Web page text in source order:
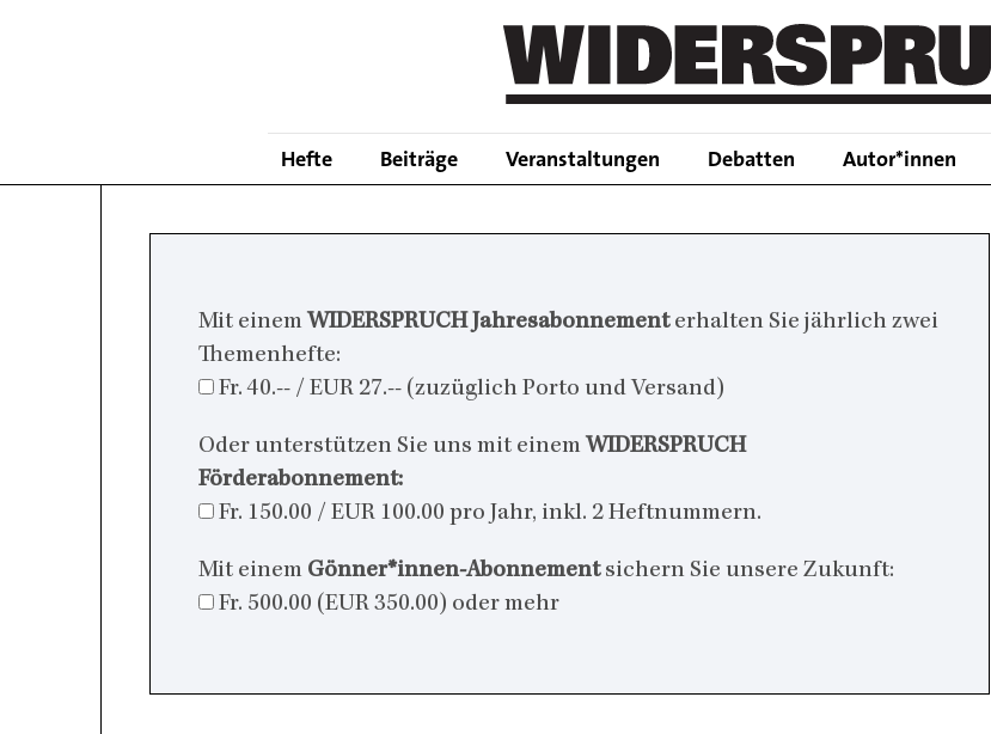
Main
navigation
Hefte Beiträge Veranstaltungen Debatten Autor*innen
Mit einem WIDERSPRUCH Jahresabonnementerhalten Sie jährlich zwei
Themenhefte:
Fr. 40.-- / EUR 27.-- (zuzüglich Porto und Versand)
Oder unterstützen Sie uns mit einem WIDERSPRUCH
Förderabonnement:
Fr. 150.00 / EUR 100.00 pro Jahr, inkl. 2 Heftnummern.
Mit einem Gönner*innen-Abonnementsichern Sie unsere Zukunft:
Fr. 500.00 (EUR 350.00) oder mehr